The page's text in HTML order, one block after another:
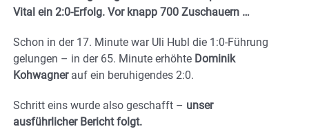
Vital ein 2:0-Erfolg. Vor knapp 700 Zuschauern …
Schon in der 17. Minute war Uli Hubl die 1:0-Führung
gelungen – in der 65. Minute erhöhte Dominik
Kohwagnerauf ein beruhigendes 2:0.
Schritt eins wurde also geschafft – unser
ausführlicher Bericht folgt.